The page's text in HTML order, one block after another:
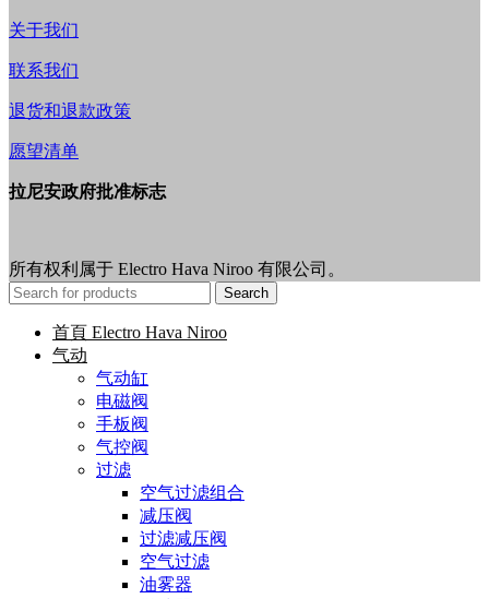
关于我们
联系我们
退货和退款政策
愿望清单
拉尼安政府批准标志
所有权利属于 Electro Hava Niroo 有限公司。
Search
首頁 Electro Hava Niroo
气动
气动缸
电磁阀
手板阀
气控阀
过滤
空气过滤组合
减压阀
过滤减压阀
空气过滤
油雾器